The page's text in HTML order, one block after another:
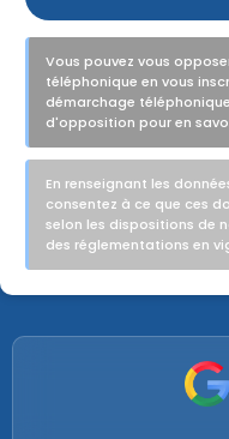
Vous pouvez vous
téléphonique en vous
démarchage
d'opposition pour en
En renseignant les
consentez à ce que ces
selon les dispositions de
des réglementations en